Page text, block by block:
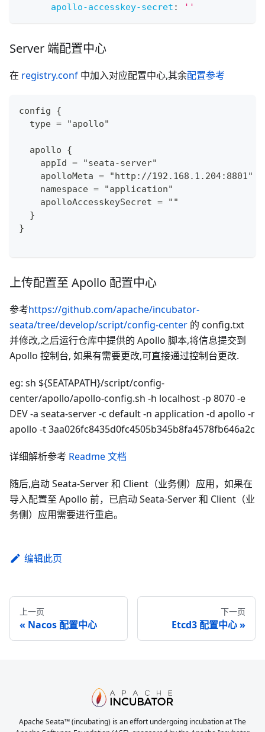
apollo-accesskey-secret : ''
Server 端配置中心
在 registry.conf 中加入对应配置中心,其余配置参考
config {
  type = "apollo"
  apollo {
    appId = "seata-server"
    apolloMeta = "http://192.168.1.204:8801"
    namespace = "application"
    apolloAccesskeySecret = ""
  }
}
上传配置至 Apollo 配置中心
参考https://github.com/apache/incubator-
seata/tree/develop/script/config-center 的 config.txt
并修改,之后运行仓库中提供的 Apollo 脚本,将信息提交到
Apollo 控制台, 如果有需要更改,可直接通过控制台更改.
eg: sh ${SEATAPATH}/script/config-
center/apollo/apollo-config.sh -h localhost -p 8070 -e
DEV -a seata-server -c default -n application -d apollo -r
apollo -t 3aa026fc8435d0fc4505b345b8fa4578fb646a2c
详细解析参考 Readme 文档
随后,启动 Seata-Server 和 Client（业务侧）应用，如果在
导入配置至 Apollo 前，已启动 Seata-Server 和 Client（业
务侧）应用需要进行重启。
编辑此页
上一页
Nacos 配置中心
下一页
Etcd3 配置中心
Apache Seata™ (incubating) is an effort undergoing incubation at The